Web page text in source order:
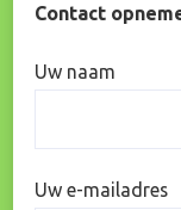
Contact
Uw naam
Uw e-mailadres